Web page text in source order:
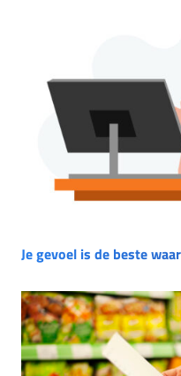
Je gevoel is de beste